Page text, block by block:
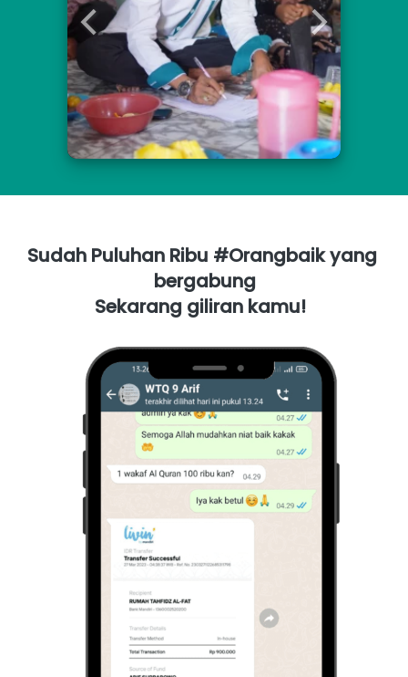
Sudah Puluhan Ribu #Orangbaik yang
bergabung
Sekarang giliran kamu!